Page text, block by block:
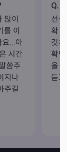
이
이
...아
시간
씀주
지나
주길
Q.
선
확
것
확
을
듣